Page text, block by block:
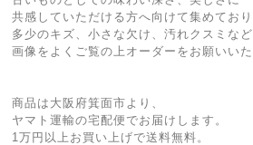
共感していただける方へ向けて集めており
多少のキズ、小さな欠け、汚れクスミなど
画像をよくご覧の上オーダーをお願いいた
商品は大阪府箕面市より、
ヤマト運輸の宅配便でお届けします。
1万円以上お買い上げで送料無料。